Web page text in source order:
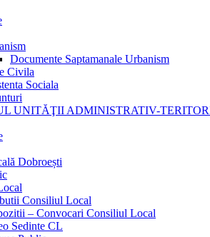
Documente Saptamanale Urbanism
Civila
Sociala
UNITĂŢII ADMINISTRATIV-
Dobroești
Consiliul Local
– Convocari Consiliul Local
Sedinte CL